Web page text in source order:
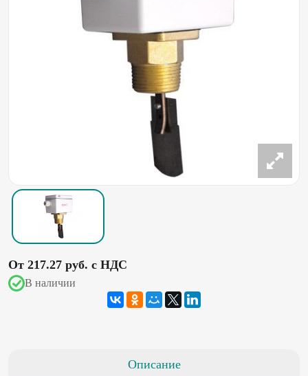
От 217.27 pуб. с НДС
В наличии
Описание